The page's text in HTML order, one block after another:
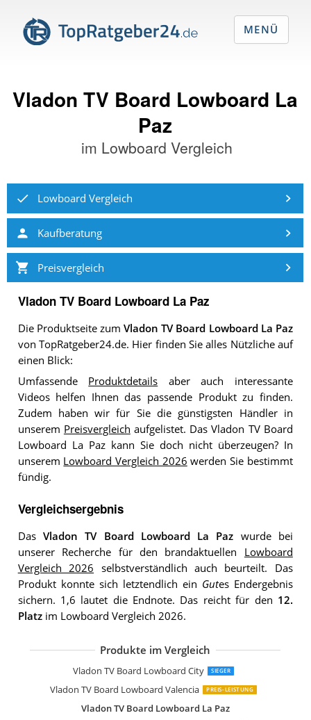
Vladon TV Board Lowboard La
Paz
im Lowboard Vergleich
Lowboard Vergleich
Kaufberatung
Preisvergleich
Vladon TV Board Lowboard La Paz
Die Produktseite zumVladon TV Board Lowboard La Paz
von TopRatgeber24.de. Hier finden Sie alles Nützliche auf
einen Blick:
Umfassende Produktdetails aber auch interessante
Videos helfen Ihnen das passende Produkt zu finden.
Zudem haben wir für Sie die günstigsten Händler in
unserem Preisvergleich aufgelistet. Das Vladon TV Board
Lowboard La Paz kann Sie doch nicht überzeugen? In
unserem Lowboard Vergleich 2026 werden Sie bestimmt
fündig.
Vergleichsergebnis
Das Vladon TV Board Lowboard La Paz wurde bei
unserer Recherche für den brandaktuellen Lowboard
Vergleich 2026 selbstverständlich auch beurteilt. Das
Produkt konnte sich letztendlich ein Gutes Endergebnis
sichern. 1,6 lautet die Endnote. Das reicht für den 12.
Platzim Lowboard Vergleich 2026.
Produkte im Vergleich
Vladon TV Board Lowboard City SIEGER
Vladon TV Board Lowboard Valencia PREIS-LEISTUNG
Vladon TV Board Lowboard La Paz
SHARPDO Ausziehbarer TV-Schrank
OLEYLUCKLIVE Mid-Century Modern
Lowboard Vihti mit 3 Staufächern
Merax TV Schrank TV Lowboard
Mirjan24 TV Lowboard Nesezi
Lookway Colgante 200 cm TV-Schrank
WLIVE TV Schrank mit LED
Vladon TV Board Lowboard Flow
Vladon TV Board Lowboard Flow
Forte High Rock TV Unterschrank
Wuun Somero Korpus Weiß
Selsey Lana TV Hängeboard
MENÜ